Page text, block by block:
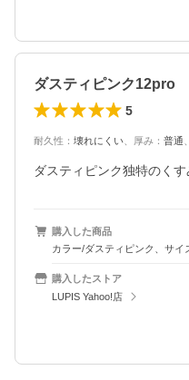
ダスティピンク12pro
5
耐久性 ： 壊れにくい 厚み ： 普通
ダスティピンク独特のく
購入した商品
カラー/ダスティピンク、サイ
購入したストア
LUPIS Yahoo!店